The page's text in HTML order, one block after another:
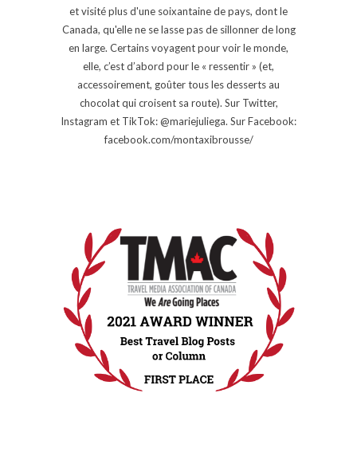
et visité plus d'une soixantaine de pays, dont le
Canada, qu'elle ne se lasse pas de sillonner de long
en large. Certains voyagent pour voir le monde,
elle, c’est d’abord pour le « ressentir » (et,
accessoirement, goûter tous les desserts au
chocolat qui croisent sa route). Sur Twitter,
Instagram et TikTok: @mariejuliega. Sur Facebook:
facebook.com/montaxibrousse/